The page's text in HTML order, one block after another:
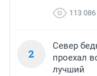
113 086
2
Север
проехал
лучший